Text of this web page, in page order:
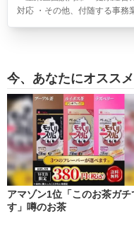
対応 ・その他、付随する事務
今、あなたにオススメ
アマゾン1位「このお茶ガチ
す」噂のお茶